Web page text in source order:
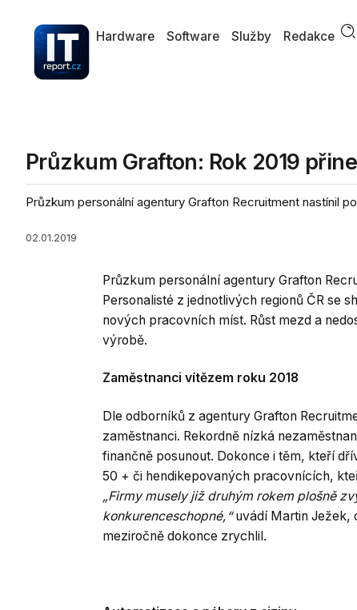
Hardware Software Služby Redakce
Průzkum Grafton: Rok 2019
Průzkum personální agentury Grafton Recruitment nastínil
02.01.2019
Průzkum personální agentury Grafton
Personalisté z jednotlivých regionů ČR se
nových pracovních míst. Růst mezd a
výrobě.
Zaměstnanci vítězem roku 2018
Dle odborníků z agentury Grafton
zaměstnanci. Rekordně nízká
finančně posunout. Dokonce i těm, kteří
50 + či hendikepovaných pracovnících,
„Firmy musely již druhým rokem plošně
konkurenceschopné,“uvádí Martin Ježek,
meziročně dokonce zrychlil.